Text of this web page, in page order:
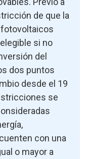
de que la
si no
del
dos puntos
desde el 19
se
con una
o mayor a